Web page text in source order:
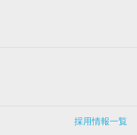
採用情報一覧